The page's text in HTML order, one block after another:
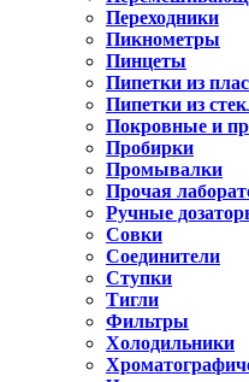
Переходники
Пикнометры
Пинцеты
Пипетки из
Пипетки из
Покровные и
Пробирки
Промывалки
Прочая
Ручные
Совки
Соединители
Ступки
Тигли
Фильтры
Холодильники